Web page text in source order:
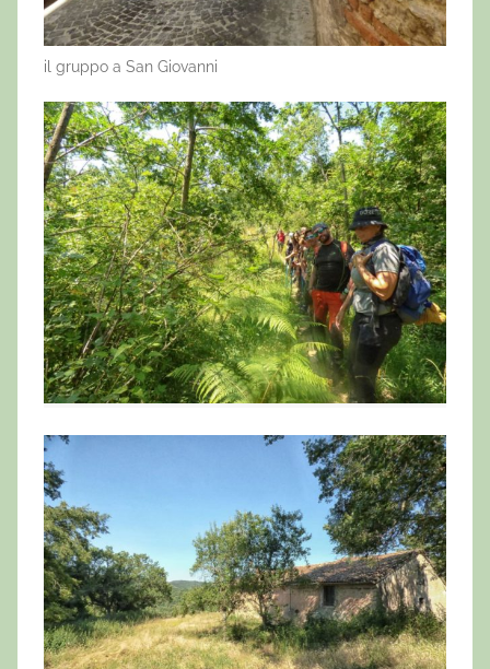
il gruppo a San Giovanni